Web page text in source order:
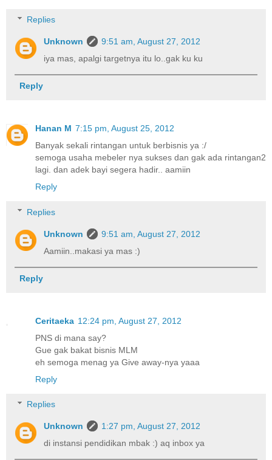
Replies
Unknown
9:51 am, August 27, 2012
iya mas, apalgi targetnya itu lo..gak ku ku
Reply
Hanan M 7:15 pm, August 25, 2012
Banyak sekali rintangan untuk berbisnis ya :/
semoga usaha mebeler nya sukses dan gak ada rintangan2
lagi. dan adek bayi segera hadir.. aamiin
Reply
Replies
Unknown
9:51 am, August 27, 2012
Aamiin..makasi ya mas :)
Reply
Ceritaeka 12:24 pm, August 27, 2012
PNS di mana say?
Gue gak bakat bisnis MLM
eh semoga menag ya Give away-nya yaaa
Reply
Replies
Unknown
1:27 pm, August 27, 2012
di instansi pendidikan mbak :) aq inbox ya